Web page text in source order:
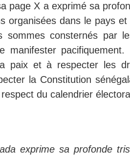
page X a exprimé sa
organisées dans le pays
sommes consternés par
manifester
paix et à respecter les
la Constitution
du calendrier
exprime sa profonde